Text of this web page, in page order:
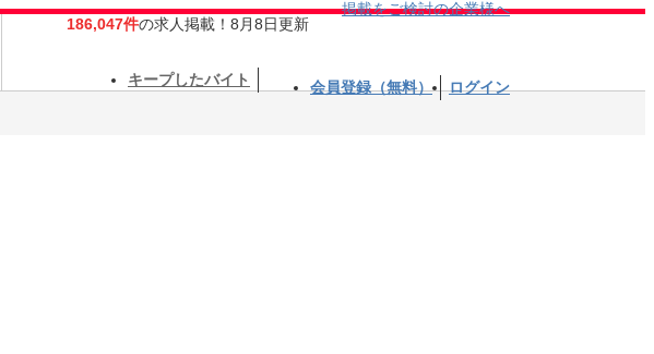
186,047件の求人掲載！8月8日更新
掲載をご検討の企業様へ
キープしたバイト 会員登録（無料） ログイン